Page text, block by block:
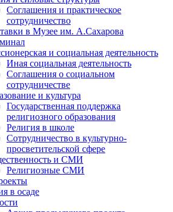
Соглашения и практическое
сотрудничество
в Музее им. А.Сахарова
и социальная деятельность
Иная социальная деятельность
Соглашения о социальном
сотрудничестве
и культура
Государственная поддержка
религиозного образования
Религия в школе
Сотрудничество в культурно-
просветительской сфере
и СМИ
Религиозные СМИ
в осаде